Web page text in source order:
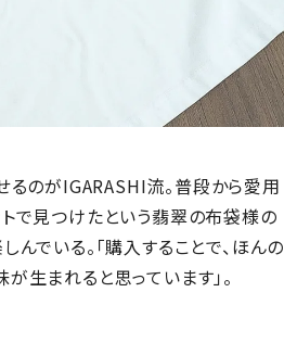
るのがIGARASHI流。普段から愛用
で見つけたという翡翠の布袋様の
でいる。「購入することで、ほんの
生まれると思っています」。